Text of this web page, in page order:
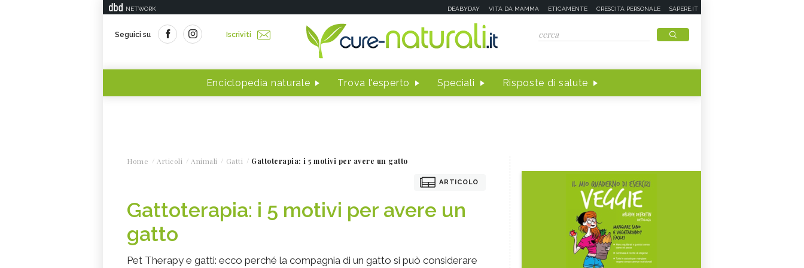
NETWORK DEABYDAY VITA DA MAMMA ETICAMENTE CRESCITA PERSONALE SAPERE.IT
Seguici su Iscriviti
Enciclopedia naturale Trova l'esperto Speciali Risposte di salute
Home Articoli Animali Gatti Gattoterapia: i 5 motivi per avere un gatto
ARTICOLO
Gattoterapia: i 5 motivi per avere un
gatto
Pet Therapy e gatti: ecco perché la compagnia di un gatto si può considerare